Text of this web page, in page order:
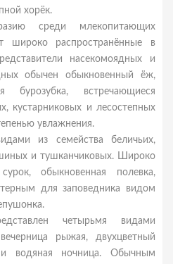
хорёк.
среди млекопитающих
широко распространённые в
насекомоядных и
обычен обыкновенный ёж,
встречающиеся
кустарниковых и лесостепных
увлажнения.
из семейства беличьих,
и тушканчиковых. Широко
обыкновенная полевка,
для заповедника видом
четырьмя видами
рыжая, двухцветный
водяная ночница. Обычным